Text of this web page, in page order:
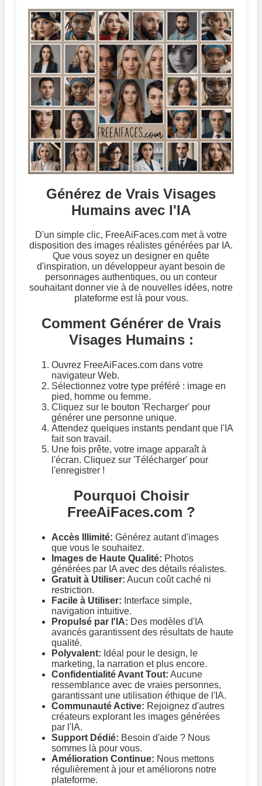
Générez de Vrais Visages
Humains avec l'IA
D'un simple clic, FreeAiFaces.com met à votre
disposition des images réalistes générées par IA.
Que vous soyez un designer en quête
d'inspiration, un développeur ayant besoin de
personnages authentiques, ou un conteur
souhaitant donner vie à de nouvelles idées, notre
plateforme est là pour vous.
Comment Générer de Vrais
Visages Humains :
Ouvrez FreeAiFaces.com dans votre
navigateur Web.
Sélectionnez votre type préféré : image en
pied, homme ou femme.
Cliquez sur le bouton 'Recharger' pour
générer une personne unique.
Attendez quelques instants pendant que l'IA
fait son travail.
Une fois prête, votre image apparaît à
l'écran. Cliquez sur 'Télécharger' pour
l'enregistrer !
Pourquoi Choisir
FreeAiFaces.com ?
Accès Illimité: Générez autant d'images
que vous le souhaitez.
Images de Haute Qualité: Photos
générées par IA avec des détails réalistes.
Gratuit à Utiliser: Aucun coût caché ni
restriction.
Facile à Utiliser: Interface simple,
navigation intuitive.
Propulsé par l'IA: Des modèles d'IA
avancés garantissent des résultats de haute
qualité.
Polyvalent: Idéal pour le design, le
marketing, la narration et plus encore.
Confidentialité Avant Tout: Aucune
ressemblance avec de vraies personnes,
garantissant une utilisation éthique de l'IA.
Communauté Active: Rejoignez d'autres
créateurs explorant les images générées
par l'IA.
Support Dédié: Besoin d'aide ? Nous
sommes là pour vous.
Amélioration Continue: Nous mettons
régulièrement à jour et améliorons notre
plateforme.